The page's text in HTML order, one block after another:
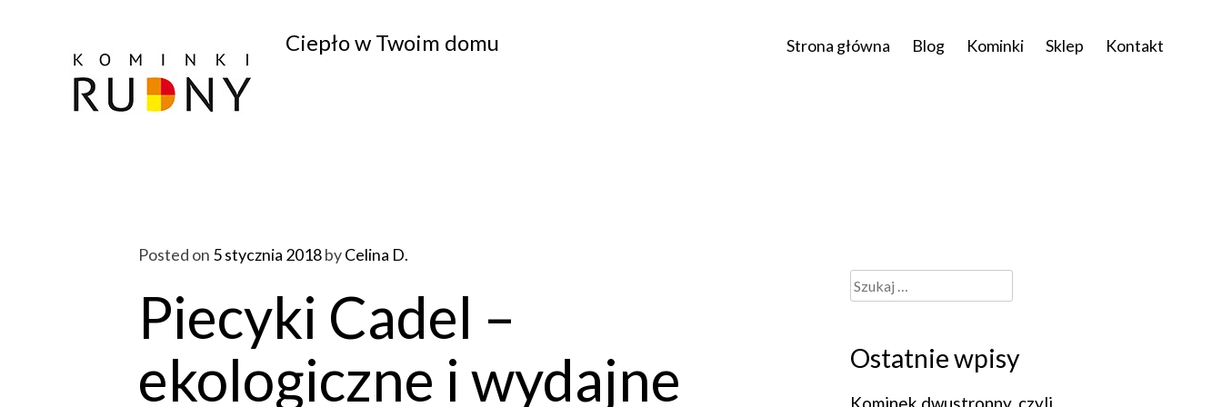
Ciepło w Twoim domu Strona główna Blog Kominki Sklep Kontakt
Posted on 5 stycznia 2018byCelina D.
Piecyki Cadel –
ekologiczne i wydajne
Ostatnie wpisy